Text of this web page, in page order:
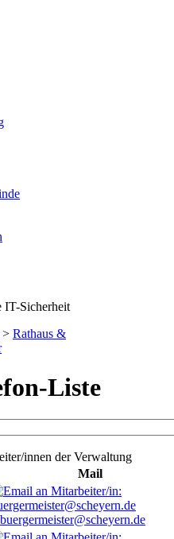
> Rathaus &
Liste
innen der Verwaltung
Mail
buergermeister@scheyern.de